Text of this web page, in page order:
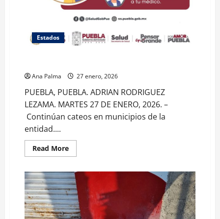
Estados
Ana Palma 27 enero, 2026
PUEBLA, PUEBLA. ADRIAN RODRIGUEZ
LEZAMA. MARTES 27 DE ENERO, 2026. –
Continúan cateos en municipios de la
entidad....
Read MoreRead
more
sarampión
en
cuatro
municipios
poblanos